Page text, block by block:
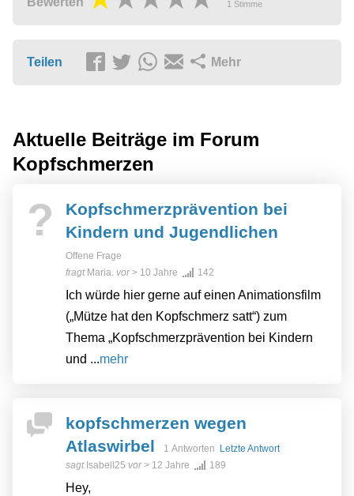
1 Stimme
Teilen Mehr
Aktuelle Beiträge im Forum
Kopfschmerzen
?
Kopfschmerzprävention bei
Kindern und Jugendlichen
Offene Frage
fragt Maria. vor> 10 Jahre 142
Ich würde hier gerne auf einen Animationsfilm
(„Mütze hat den Kopfschmerz satt“) zum
Thema „Kopfschmerzprävention bei Kindern
und ...mehr
kopfschmerzen wegen
Atlaswirbel
1 Antworten
Letzte Antwort
sagt Isabell25 vor> 12 Jahre 189
Hey,